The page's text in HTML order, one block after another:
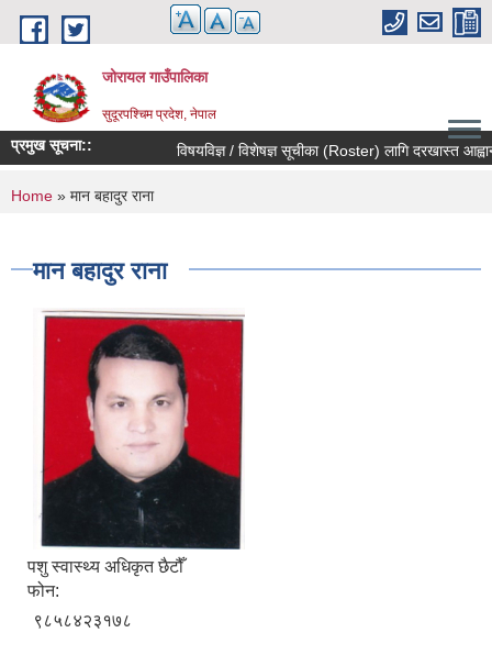
Skip to main content
जोरायल गाउँपालिका
सुदूरपश्चिम प्रदेश, नेपाल
प्रमुख सूचना:: विषयविज्ञ / विशेषज्ञ सूचीका (Roster) लागि दरखास्त आह्वान
You are here
Home » मान बहादुर राना
मान बहादुर राना
पशु स्वास्थ्य अधिकृत छैटौँ
फोन:
९८५८४२३१७८